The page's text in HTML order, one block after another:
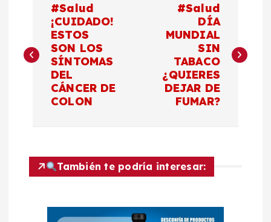
v
c
#Salud
¡CUIDADO!
ESTOS
SON LOS
SÍNTOMAS
DEL
CÁNCER DE
COLON
#Salud
DÍA
MUNDIAL
SIN
TABACO
¿QUIERES
DEJAR DE
FUMAR?
También te podría interesar: